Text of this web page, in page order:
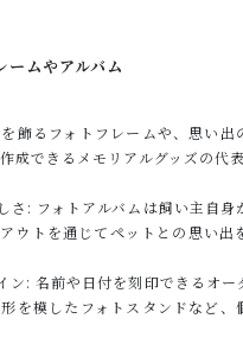
ームやアルバム
飾るフォトフレームや、思い出
成できるメモリアルグッズの代表
さ: フォトアルバムは飼い主自
ウトを通じてペットとの思い出
ン: 名前や日付を刻印できるオー
を模したフォトスタンドなど、